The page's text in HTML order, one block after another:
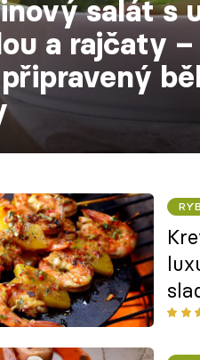
salát s
a rajčaty –